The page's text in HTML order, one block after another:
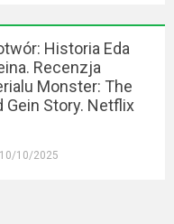
Historia Eda
Recenzja
Monster: The
Gein Story. Netflix
10/10/2025